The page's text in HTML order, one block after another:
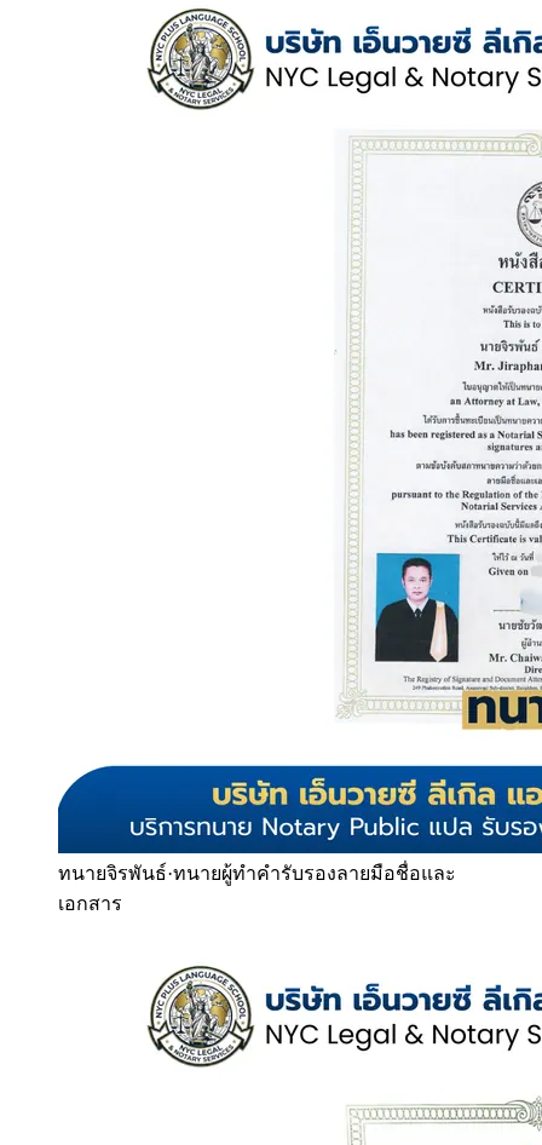
ทนายจิรพันธ์·ทนายผู้ทำคำรับรองลายมือชื่อและ
เอกสาร